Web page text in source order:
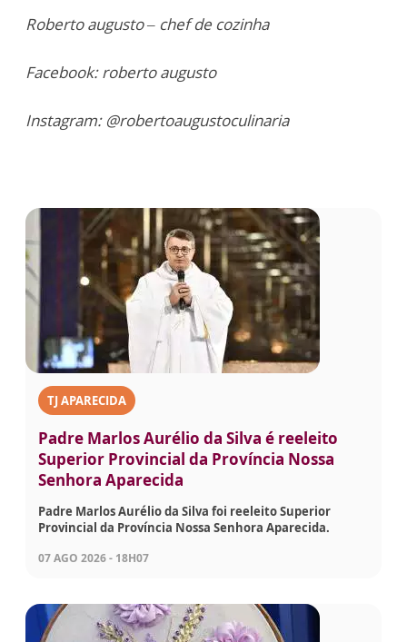
Roberto augusto – chef de cozinha
Facebook: roberto augusto
Instagram: @robertoaugustoculinaria
TJ APARECIDA
Padre Marlos Aurélio da Silva é reeleito
Superior Provincial da Província Nossa
Senhora Aparecida
Padre Marlos Aurélio da Silva foi reeleito Superior
Provincial da Província Nossa Senhora Aparecida.
07 AGO 2026 - 18H07